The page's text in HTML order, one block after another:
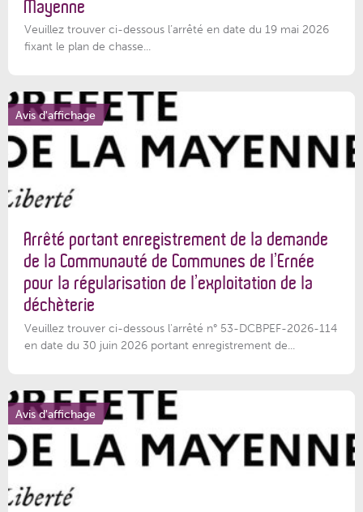
Mayenne
Veuillez trouver ci-dessous l’arrêté en date du 19 mai 2026
fixant le plan de chasse...
Avis d'affichage
Arrêté portant enregistrement de la demande
de la Communauté de Communes de l’Ernée
pour la régularisation de l’exploitation de la
déchèterie
Veuillez trouver ci-dessous l'arrêté n° 53-DCBPEF-2026-114
en date du 30 juin 2026 portant enregistrement de...
Avis d'affichage